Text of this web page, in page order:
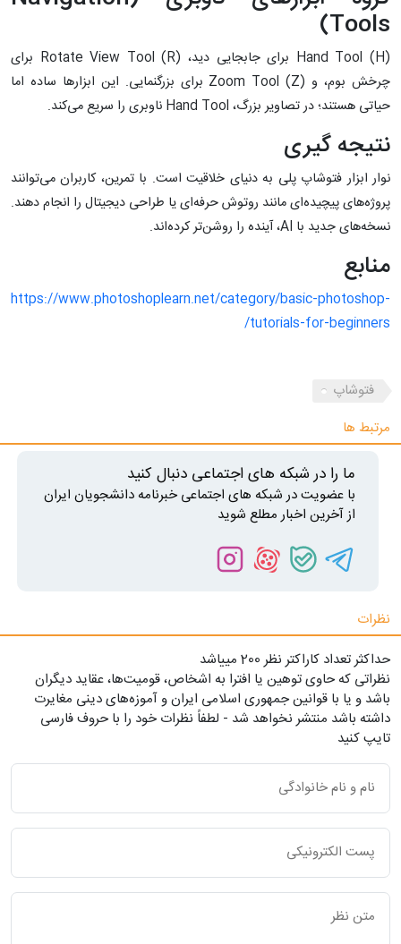
Tools)
Hand Tool (H) برای جابجایی دید، Rotate View Tool (R) برای
چرخش بوم، و Zoom Tool (Z) برای بزرگنمایی. این ابزارها ساده اما
حیاتی هستند؛ در تصاویر بزرگ، Hand Tool ناوبری را سریع می‌کند.
نتیجه گیری
نوار ابزار فتوشاپ پلی به دنیای خلاقیت است. با تمرین، کاربران می‌توانند
پروژه‌های پیچیده‌ای مانند روتوش حرفه‌ای یا طراحی دیجیتال را انجام دهند.
نسخه‌های جدید با AI، آینده را روشن‌تر کرده‌اند.
منابع
https://www.photoshoplearn.net/category/basic-photoshop-
tutorials-for-beginners/
فتوشاپ
مرتبط ها
ما را در شبکه های اجتماعی دنبال کنید
با عضویت در شبکه های اجتماعی خبرنامه دانشجویان ایران
از آخرین اخبار مطلع شوید
نظرات
حداکثر تعداد کاراکتر نظر 200 ميياشد
نظراتی که حاوی توهین یا افترا به اشخاص، قومیت‌ها، عقاید دیگران
باشد و یا با قوانین جمهوری اسلامی ایران و آموزه‌های دینی مغایرت
داشته باشد منتشر نخواهد شد - لطفاً نظرات خود را با حروف فارسی
تایپ کنید